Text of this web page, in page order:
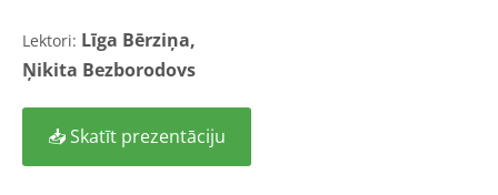
Lektori: Līga Bērziņa,
Ņikita Bezborodovs
📥 Skatīt prezentāciju